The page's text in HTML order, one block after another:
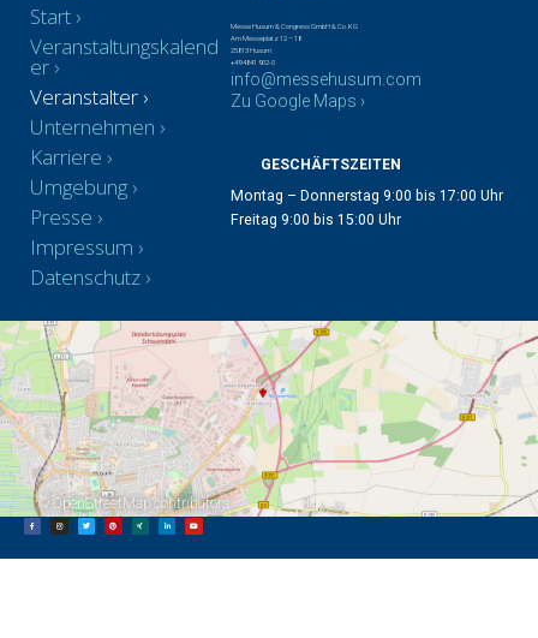
Start
Veranstaltungskalend
er
Veranstalter
Unternehmen
Karriere
Umgebung
Presse
Impressum
Datenschutz
Messe Husum & Congress GmbH & Co. KG
Am Messeplatz 12 – 18
25813 Husum
+49 4841 902-0
info@messehusum.com
Zu Google Maps ›
GESCHÄFTSZEITEN
Montag – Donnerstag 9:00 bis 17:00 Uhr
Freitag 9:00 bis 15:00 Uhr
© OpenStreetMapcontributors